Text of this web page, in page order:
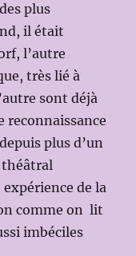
plus
il était
l’autre
très lié à
sont déjà
reconnaissance
plus d’un
théâtral
expérience de la
comme on lit
imbéciles